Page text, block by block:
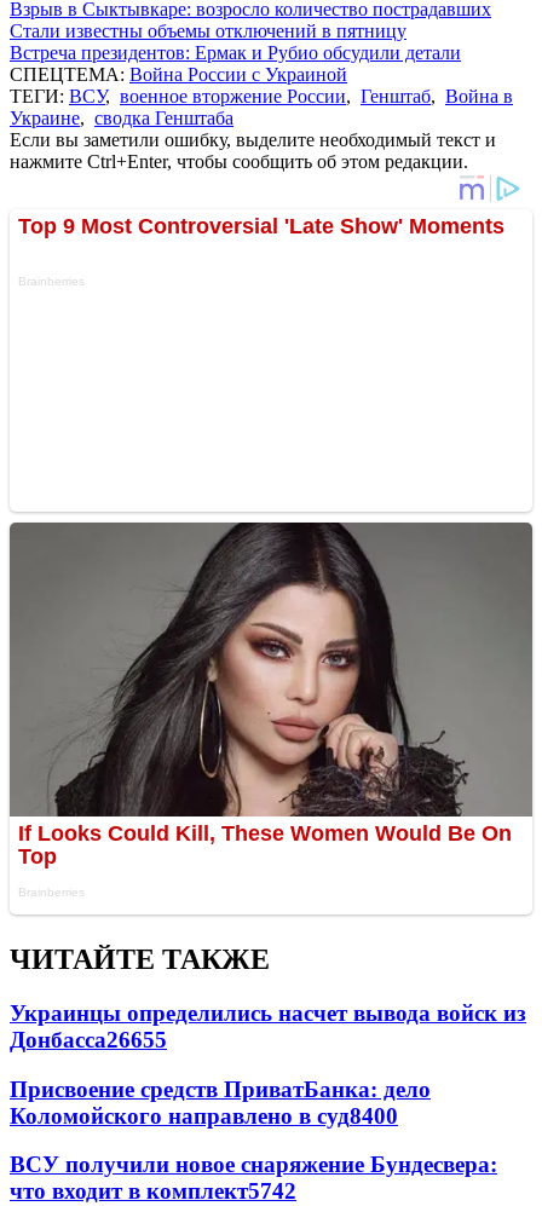
Взрыв в Сыктывкаре: возросло количество пострадавших
Стали известны объемы отключений в пятницу
Встреча президентов: Ермак и Рубио обсудили детали
СПЕЦТЕМА: Война России с Украиной
ТЕГИ: ВСУ, военное вторжение России, Генштаб, Война в
Украине, сводка Генштаба
Если вы заметили ошибку, выделите необходимый текст и
нажмите Ctrl+Enter, чтобы сообщить об этом редакции.
ЧИТАЙТЕ ТАКЖЕ
Украинцы определились насчет вывода войск из
Донбасса26655
Присвоение средств ПриватБанка: дело
Коломойского направлено в суд8400
ВСУ получили новое снаряжение Бундесвера:
что входит в комплект5742